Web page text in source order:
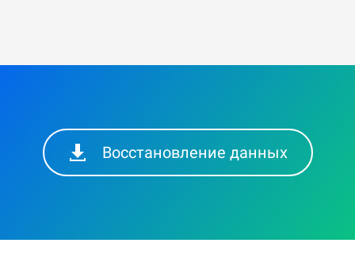
Восстановление данных